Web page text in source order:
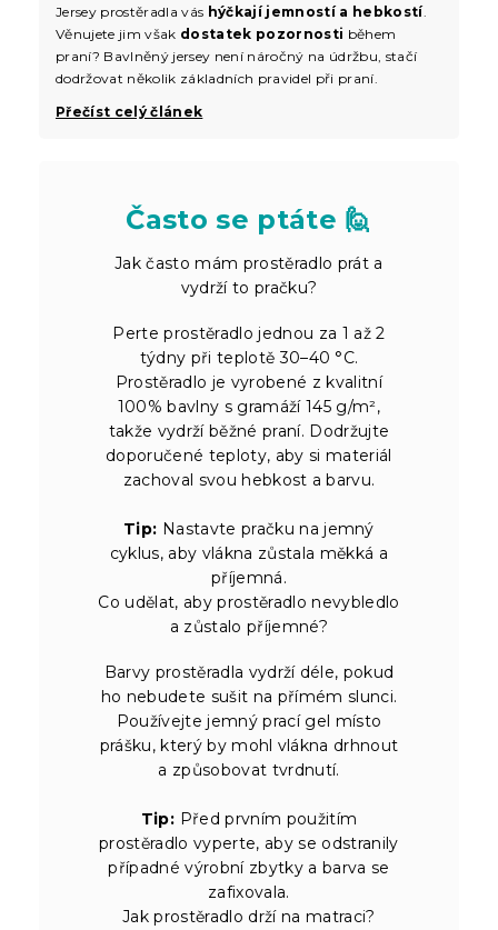
Jersey prostěradla vás hýčkají jemností a hebkostí.
Věnujete jim však dostatek pozornosti během
praní? Bavlněný jersey není náročný na údržbu, stačí
dodržovat několik základních pravidel při praní.
Přečíst celý článek
Často se ptáte 🙋
Jak často mám prostěradlo prát a
vydrží to pračku?
Perte prostěradlo jednou za 1 až 2
týdny při teplotě 30–40 °C.
Prostěradlo je vyrobené z kvalitní
100% bavlny s gramáží 145 g/m²,
takže vydrží běžné praní. Dodržujte
doporučené teploty, aby si materiál
zachoval svou hebkost a barvu.
Tip: Nastavte pračku na jemný
cyklus, aby vlákna zůstala měkká a
příjemná.
Co udělat, aby prostěradlo nevybledlo
a zůstalo příjemné?
Barvy prostěradla vydrží déle, pokud
ho nebudete sušit na přímém slunci.
Používejte jemný prací gel místo
prášku, který by mohl vlákna drhnout
a způsobovat tvrdnutí.
Tip: Před prvním použitím
prostěradlo vyperte, aby se odstranily
případné výrobní zbytky a barva se
zafixovala.
Jak prostěradlo drží na matraci?